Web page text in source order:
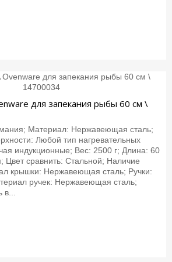
для запекания рыбы 60 см \
Материал: Нержавеющая сталь;
Любой тип нагревательных
индукционные; Вес: 2500 г; Длина: 60
сравнить: Стальной; Наличие
крышки: Нержавеющая сталь; Ручки:
ручек: Нержавеющая сталь;